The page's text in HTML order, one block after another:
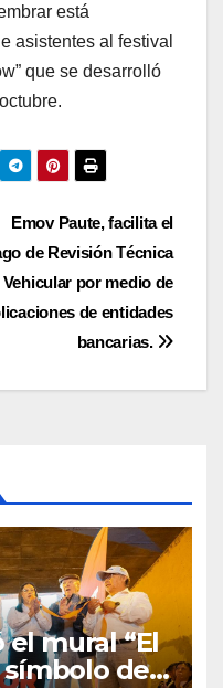
está
asistentes al festival
que se desarrolló
Emov Paute, facilita el
de Revisión Técnica
Vehicular por medio de
de entidades
bancarias.
mural “El
símbolo de